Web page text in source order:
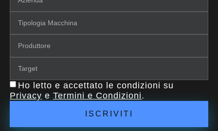
Ho letto e accettato le condizioni su
Privacy e Termini e Condizioni.
ISCRIVITI